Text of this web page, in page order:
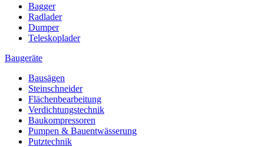
Bagger
Radlader
Dumper
Teleskoplader
Baugeräte
Bausägen
Steinschneider
Flächenbearbeitung
Verdichtungstechnik
Baukompressoren
Pumpen & Bauentwässerung
Putztechnik